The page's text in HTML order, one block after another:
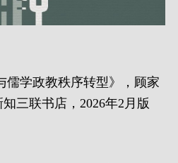
儒学政教秩序转型》，顾家
三联书店，2026年2月版